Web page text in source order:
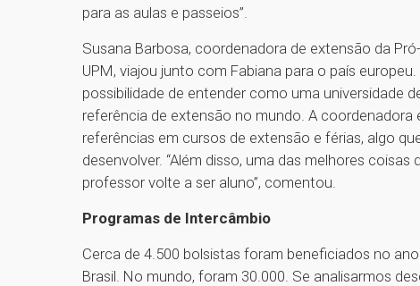
para as aulas e passeios”.
Susana Barbosa, coordenadora de extensão da
UPM, viajou junto com Fabiana para o país
possibilidade de entender como uma universidade
referência de extensão no mundo. A coordenadora
referências em cursos de extensão e férias, algo
desenvolver. “Além disso, uma das melhores
professor volte a ser aluno”, comentou.
Programas de Intercâmbio
Cerca de 4.500 bolsistas foram beneficiados no
Brasil. No mundo, foram 30.000. Se analisarmos